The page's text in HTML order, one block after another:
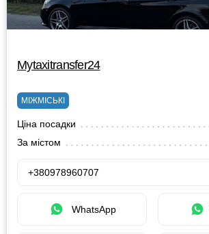
Mytaxitransfer24
МІЖМІСЬКІ
Ціна посадки
За містом
+380978960707
WhatsApp